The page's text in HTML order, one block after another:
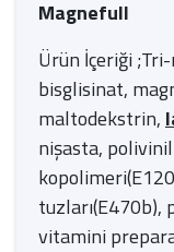
Magnefull
Ürün İçeriği
bisglisinat,
maltodekstrin,
nişasta,
tuzları(E470b),
vitamini